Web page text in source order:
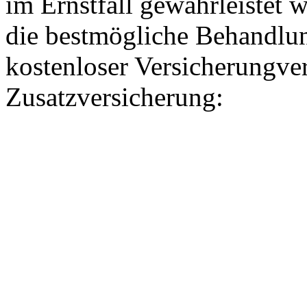
die bestmögliche
kostenloser
Zusatzversicherung: